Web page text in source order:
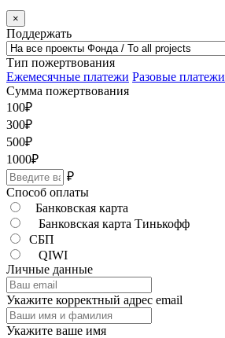
×
Поддержать
Тип пожертвования
Ежемесячные платежи Разовые платежи
Сумма пожертвования
100₽
300₽
500₽
1000₽
₽
Способ оплаты
Банковская карта
Банковская карта Тинькофф
СБП
QIWI
Личные данные
Укажите корректный адрес email
Укажите ваше имя